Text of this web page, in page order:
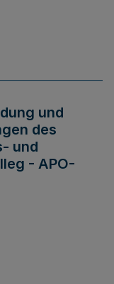
und
des
und
- APO-